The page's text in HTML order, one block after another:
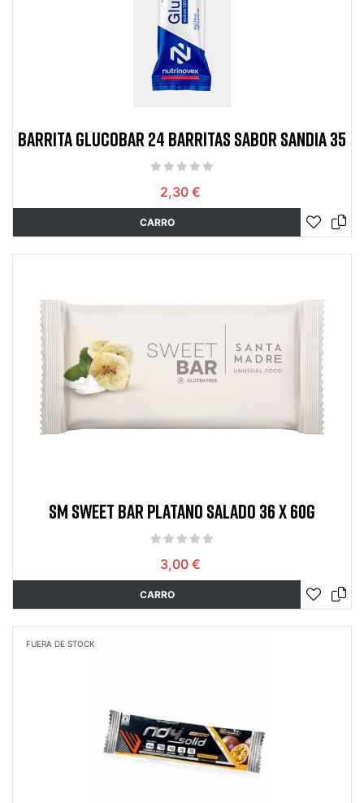
BARRITA GLUCOBAR 24 BARRITAS SABOR SANDIA 35
2,30 €
CARRO
SM SWEET BAR PLATANO SALADO 36 X 60G
3,00 €
CARRO
FUERA DE STOCK